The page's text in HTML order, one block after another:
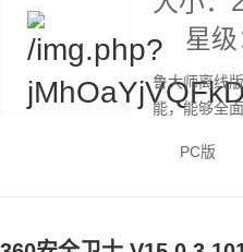
星级
鲁大师离线
能，能够全
PC版